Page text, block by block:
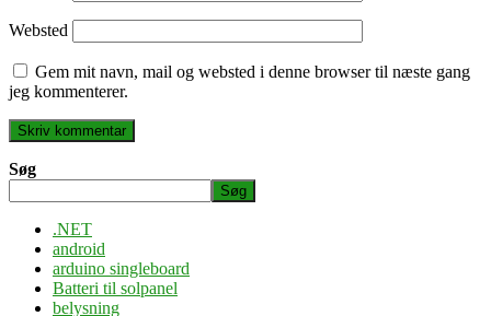
Websted
Gem mit navn, mail og websted i denne browser til næste gang
jeg kommenterer.
Søg
Søg
.NET
android
arduino singleboard
Batteri til solpanel
belysning